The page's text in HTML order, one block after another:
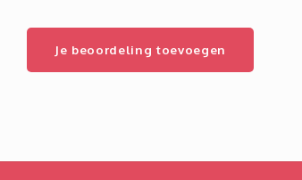
Je beoordeling toevoegen